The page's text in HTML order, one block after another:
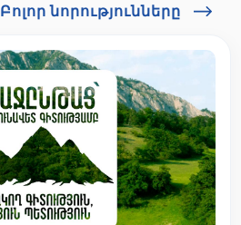
Բոլոր նորությունները